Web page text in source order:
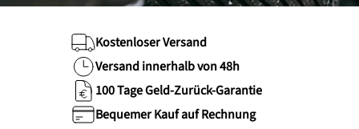
Kostenloser Versand
Versand innerhalb von 48h
100 Tage Geld-Zurück-Garantie
Bequemer Kauf auf Rechnung